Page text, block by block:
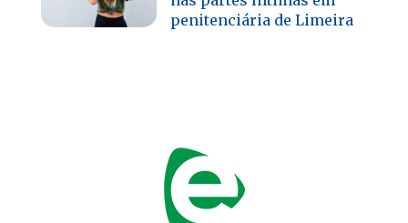
penitenciária de Limeira